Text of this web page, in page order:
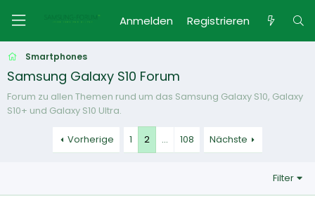
Anmelden Registrieren
Smartphones
Samsung Galaxy S10 Forum
Forum zu allen Themen rund um das Samsung Galaxy S10, Galaxy
S10+ und Galaxy S10 Ultra.
Vorherige 1 2 … 108 Nächste
Filter